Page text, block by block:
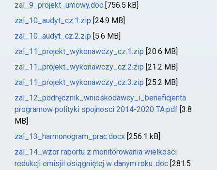
zal_9_projekt_umowy.doc [756.5 kB]
zal_10_audyt_cz.1.zip [24.9 MB]
zal_10_audyt_cz.2.zip [5.6 MB]
zal_11_projekt_wykonawczy_cz.1.zip [20.6 MB]
zal_11_projekt_wykonawczy_cz.2.zip [21.2 MB]
zal_11_projekt_wykonawczy_cz.3.zip [25.2 MB]
zal_12_podręcznik_wnioskodawcy_i_beneficjenta
programow polityki spojnosci 2014-2020 TA.pdf [3.8
MB]
zal_13_harmonogram_prac.docx [256.1 kB]
zal_14_wzor raportu z monitorowania wielkosci
redukcji emisjii osiągniętej w danym roku..doc [281.5